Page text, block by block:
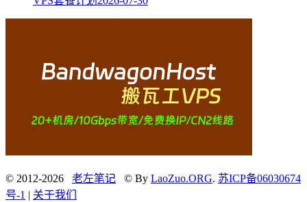
© 2012-2026 老左笔记 © By LaoZuo.ORG. 苏ICP备06030674
号-1 | 关于我们